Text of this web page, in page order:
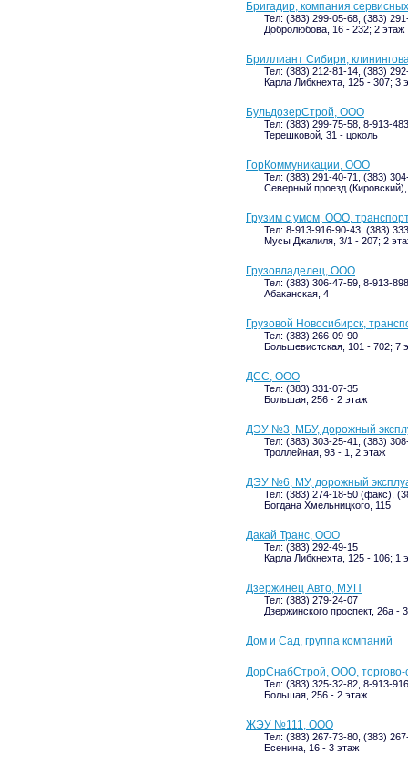
Бригадир, компания сервисных
Тел: (383) 299-05-68, (383)
Добролюбова, 16 - 232; 2 этаж
Бриллиант Сибири,
Тел: (383) 212-81-14, (383)
Карла Либкнехта, 125 - 307; 3
БульдозерСтрой, ООО
Тел: (383) 299-75-58, 8-913-
Терешковой, 31 - цоколь
ГорКоммуникации, ООО
Тел: (383) 291-40-71, (383)
Северный проезд
Грузим с умом, ООО,
Тел: 8-913-916-90-43, (383)
Мусы Джалиля, 3/1 - 207; 2
Грузовладелец, ООО
Тел: (383) 306-47-59, 8-913-
Абаканская, 4
Грузовой Новосибирск,
Тел: (383) 266-09-90
Большевистская, 101 - 702; 7
ДСС, ООО
Тел: (383) 331-07-35
Большая, 256 - 2 этаж
ДЭУ №3, МБУ, дорожный
Тел: (383) 303-25-41, (383)
Троллейная, 93 - 1, 2 этаж
ДЭУ №6, МУ, дорожный
Тел: (383) 274-18-50 (факс),
Богдана Хмельницкого, 115
Дакай Транс, ООО
Тел: (383) 292-49-15
Карла Либкнехта, 125 - 106; 1
Дзержинец Авто, МУП
Тел: (383) 279-24-07
Дзержинского проспект, 26а -
Дом и Сад, группа компаний
ДорСнабСтрой, ООО, торгово-
Тел: (383) 325-32-82, 8-913-
Большая, 256 - 2 этаж
ЖЭУ №111, ООО
Тел: (383) 267-73-80, (383)
Есенина, 16 - 3 этаж